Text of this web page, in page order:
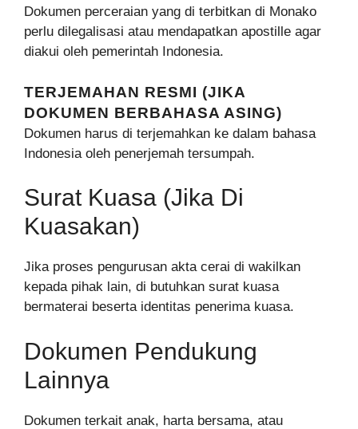
Dokumen perceraian yang di terbitkan di Monako
perlu dilegalisasi atau mendapatkan apostille agar
diakui oleh pemerintah Indonesia.
TERJEMAHAN RESMI (JIKA
DOKUMEN BERBAHASA ASING)
Dokumen harus di terjemahkan ke dalam bahasa
Indonesia oleh penerjemah tersumpah.
Surat Kuasa (Jika Di
Kuasakan)
Jika proses pengurusan akta cerai di wakilkan
kepada pihak lain, di butuhkan surat kuasa
bermaterai beserta identitas penerima kuasa.
Dokumen Pendukung
Lainnya
Dokumen terkait anak, harta bersama, atau